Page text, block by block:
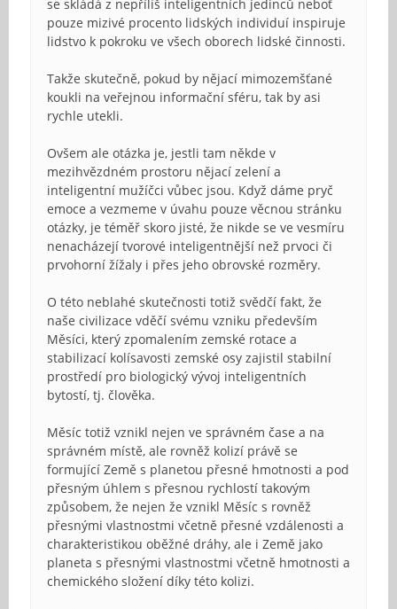
se skládá z nepříliš inteligentních jedinců neboť
pouze mizivé procento lidských individuí inspiruje
lidstvo k pokroku ve všech oborech lidské činnosti.
Takže skutečně, pokud by nějací mimozemšťané
koukli na veřejnou informační sféru, tak by asi
rychle utekli.
Ovšem ale otázka je, jestli tam někde v
mezihvězdném prostoru nějací zelení a
inteligentní mužíčci vůbec jsou. Když dáme pryč
emoce a vezmeme v úvahu pouze věcnou stránku
otázky, je téměř skoro jisté, že nikde se ve vesmíru
nenacházejí tvorové inteligentnější než prvoci či
prvohorní žížaly i přes jeho obrovské rozměry.
O této neblahé skutečnosti totiž svědčí fakt, že
naše civilizace vděčí svému vzniku především
Měsíci, který zpomalením zemské rotace a
stabilizací kolísavosti zemské osy zajistil stabilní
prostředí pro biologický vývoj inteligentních
bytostí, tj. člověka.
Měsíc totiž vznikl nejen ve správném čase a na
správném místě, ale rovněž kolizí právě se
formující Země s planetou přesné hmotnosti a pod
přesným úhlem s přesnou rychlostí takovým
způsobem, že nejen že vznikl Měsíc s rovněž
přesnými vlastnostmi včetně přesné vzdálenosti a
charakteristikou oběžné dráhy, ale i Země jako
planeta s přesnými vlastnostmi včetně hmotnosti a
chemického složení díky této kolizi.